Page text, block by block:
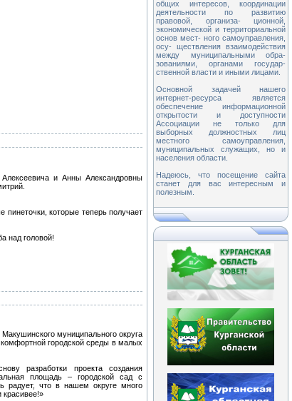
и Анны Александровны
пинеточки, которые теперь получает
над головой!
муниципального округа
городской среды в малых
разработки проекта создания
площадь – городской сад с
радует, что в нашем округе много
красивее!»
общих интересов, координации
деятельности по развитию
правовой, организа- ционной,
экономической и территориальной
основ мест- ного самоуправления,
осу- ществления взаимодействия
между муниципальными обра-
зованиями, органами государ-
ственной власти и иными лицами.
Основной задачей нашего
интернет-ресурса является
обеспечение информационной
открытости и доступности
Ассоциации не только для
выборных должностных лиц
местного самоуправления,
муниципальных служащих, но и
населения области.
Надеюсь, что посещение сайта
станет для вас интересным и
полезным.